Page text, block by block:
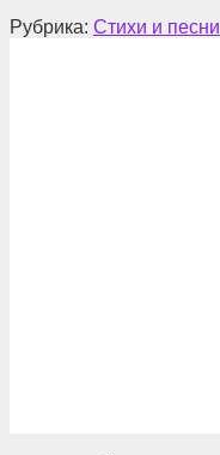
Рубрика: Стихи и песни